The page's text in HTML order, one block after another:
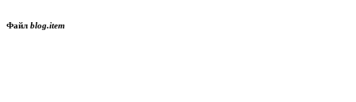
Файл blog.item